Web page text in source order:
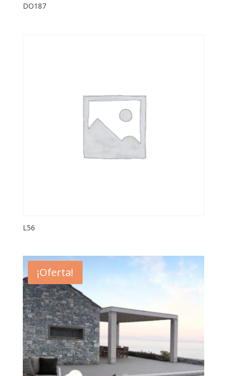
DO187
L56
¡Oferta!